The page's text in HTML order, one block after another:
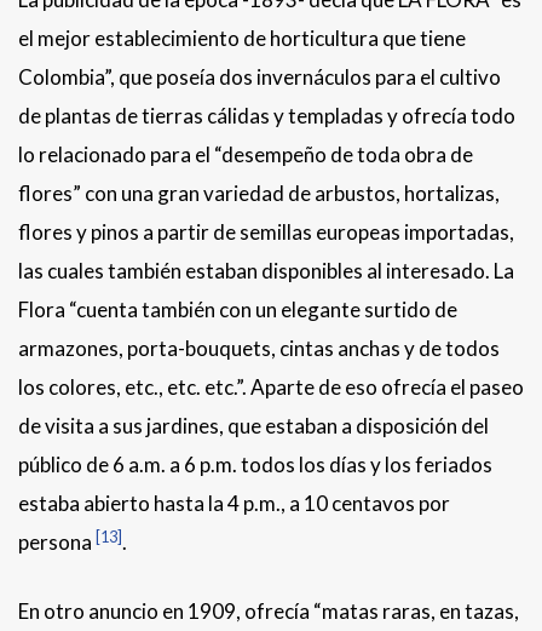
el mejor establecimiento de horticultura que tiene
Colombia”, que poseía dos invernáculos para el cultivo
de plantas de tierras cálidas y templadas y ofrecía todo
lo relacionado para el “desempeño de toda obra de
flores” con una gran variedad de arbustos, hortalizas,
flores y pinos a partir de semillas europeas importadas,
las cuales también estaban disponibles al interesado. La
Flora “cuenta también con un elegante surtido de
armazones, porta-bouquets, cintas anchas y de todos
los colores, etc., etc. etc.”. Aparte de eso ofrecía el paseo
de visita a sus jardines, que estaban a disposición del
público de 6 a.m. a 6 p.m. todos los días y los feriados
estaba abierto hasta la 4 p.m., a 10 centavos por
persona [13].
En otro anuncio en 1909, ofrecía “matas raras, en tazas,